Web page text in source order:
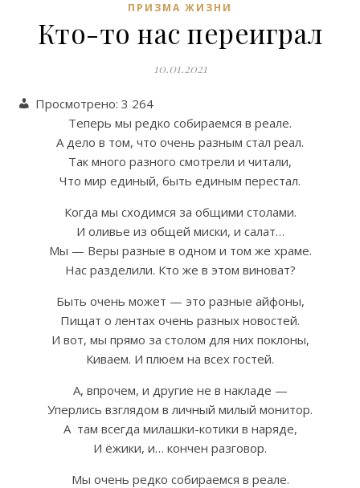
ПРИЗМА ЖИЗНИ
Кто-то нас переиграл
10.01.2021
Просмотрено: 3 264
Теперь мы редко собираемся в реале.
А дело в том, что очень разным стал реал.
Так много разного смотрели и читали,
Что мир единый, быть единым перестал.
Когда мы сходимся за общими столами.
И оливье из общей миски, и салат…
Мы — Веры разные в одном и том же храме.
Нас разделили. Кто же в этом виноват?
Быть очень может — это разные айфоны,
Пищат о лентах очень разных новостей.
И вот, мы прямо за столом для них поклоны,
Киваем. И плюем на всех гостей.
А, впрочем, и другие не в накладе —
Уперлись взглядом в личный милый монитор.
А там всегда милашки-котики в наряде,
И ёжики, и… кончен разговор.
Мы очень редко собираемся в реале.